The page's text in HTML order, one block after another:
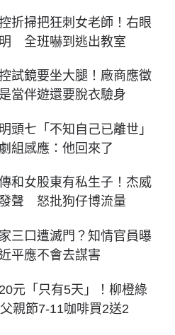
折掃把狂刺女老師！右眼
全班嚇到逃出教室
試鏡要坐大腿！廠商應徵
當伴遊還要脫衣驗身
頭七「不知自己已離世」
組感應：他回來了
和女股東有私生子！杰威
聲 怒批狗仔博流量
三口遭滅門？知情官員曝
平應不會去謀害
元「只有5天」！柳橙綠
親節7-11咖啡買2送2